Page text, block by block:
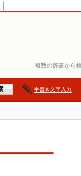
複数の辞書から
手書き文字入力